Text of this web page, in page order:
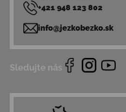
+421 948 123 802
info@jezkobezko.sk
Sledujte nás